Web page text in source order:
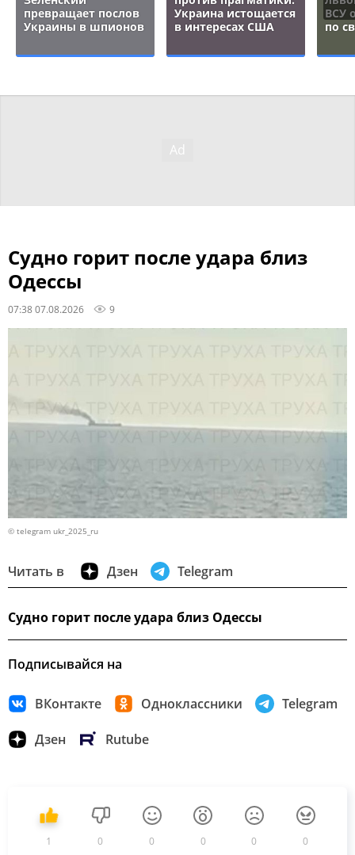
превращает послов
Украины в шпионов
Украина истощается
в интересах США
ВСУ
по
Судно горит после удара близ
Одессы
07:38 07.08.2026 9
© telegram ukr_2025_ru
Читать в Дзен Telegram
Судно горит после удара близ Одессы
Подписывайся на
ВКонтакте Одноклассники Telegram
Дзен Rutube
1 0 0 0 0 0